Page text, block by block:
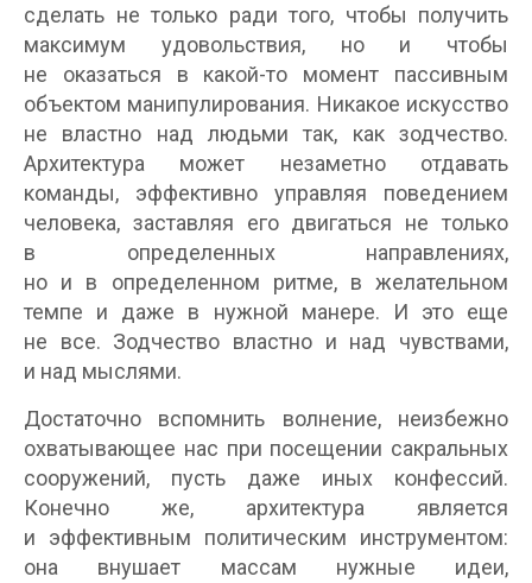
сделать не только ради того, чтобы получить
максимум удовольствия, но и чтобы
не оказаться в какой-то момент пассивным
объектом манипулирования. Никакое искусство
не властно над людьми так, как зодчество.
Архитектура может незаметно отдавать
команды, эффективно управляя поведением
человека, заставляя его двигаться не только
в определенных направлениях,
но и в определенном ритме, в желательном
темпе и даже в нужной манере. И это еще
не все. Зодчество властно и над чувствами,
и над мыслями.
Достаточно вспомнить волнение, неизбежно
охватывающее нас при посещении сакральных
сооружений, пусть даже иных конфессий.
Конечно же, архитектура является
и эффективным политическим инструментом:
она внушает массам нужные идеи,